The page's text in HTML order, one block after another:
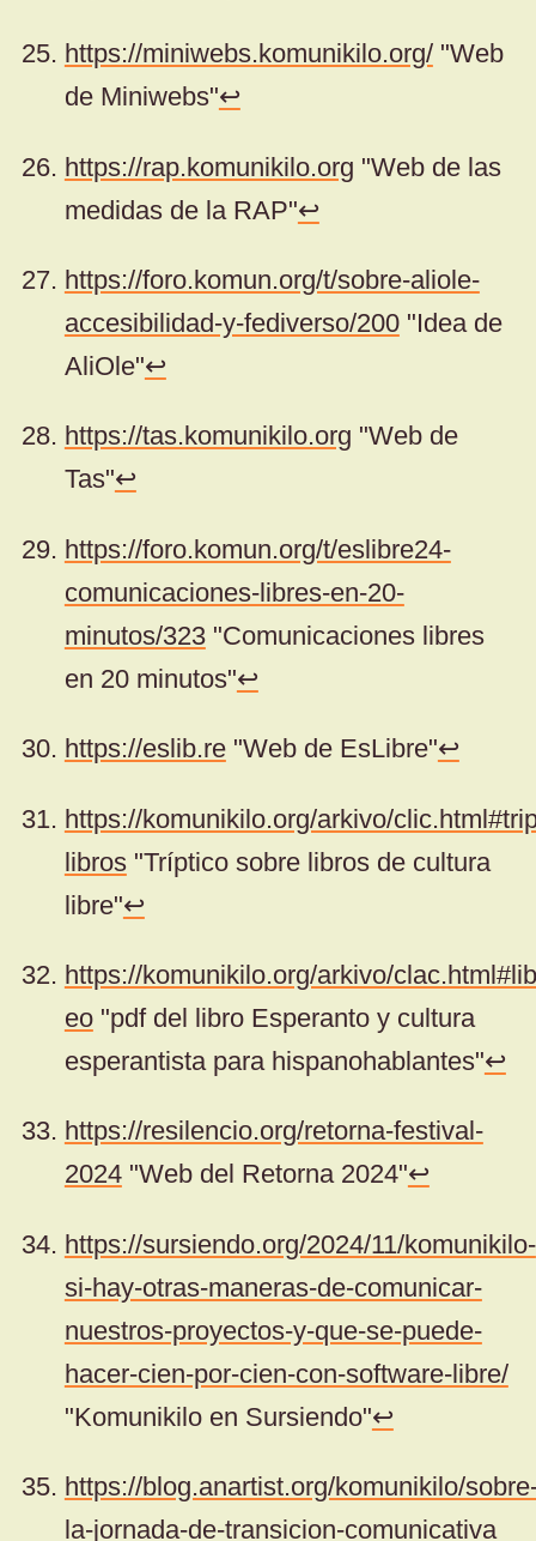
https://miniwebs.komunikilo.org/"Web
de Miniwebs"↩
https://rap.komunikilo.org "Web de las
medidas de la RAP"↩
https://foro.komun.org/t/sobre-aliole-
accesibilidad-y-fediverso/200"Idea de
AliOle"↩
https://tas.komunikilo.org "Web de
Tas"↩
https://foro.komun.org/t/eslibre24-
comunicaciones-libres-en-20-
minutos/323"Comunicaciones libres
en 20 minutos"↩
https://eslib.re"Web de EsLibre"↩
https://komunikilo.org/arkivo/
libros"Tríptico sobre libros de cultura
libre"↩
https://komunikilo.org/arkivo/
eo"pdf del libro Esperanto y cultura
esperantista para hispanohablantes"↩
https://resilencio.org/retorna-festival-
2024"Web del Retorna 2024"↩
https://sursiendo.org/2024/11/komunikilo-
si-hay-otras-maneras-de-comunicar-
nuestros-proyectos-y-que-se-puede-
hacer-cien-por-cien-con-software-libre/
"Komunikilo en Sursiendo"↩
https://blog.anartist.org/komunikilo/
la-jornada-de-transicion-comunicativa